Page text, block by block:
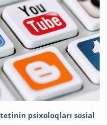
psixoloqları sosial